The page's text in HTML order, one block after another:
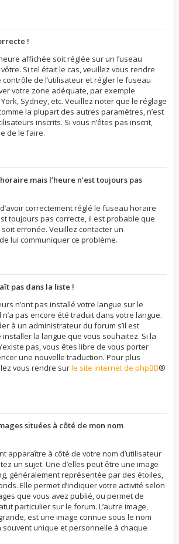
!
affichée soit réglée sur un fuseau
Si tel était le cas, veuillez vous rendre
de l’utilisateur et régler le fuseau
votre zone adéquate, par exemple
Sydney, etc. Veuillez noter que le réglage
la plupart des autres paramètres, n’est
inscrits. Si vous n’êtes pas inscrit,
de le faire.
mais l’heure n’est toujours pas
correctement réglé le fuseau horaire
toujours pas correcte, il est probable que
soit erronée. Veuillez contacter un
lui communiquer ce problème.
pas dans la liste !
n’ont pas installé votre langue sur le
pas encore été traduit dans votre langue.
à un administrateur du forum s’il est
installer la langue que vous souhaitez. Si la
pas, vous êtes libre de vous porter
une nouvelle traduction. Pour plus
vous rendre surle site internet de phpBB®
situées à côté de mon nom
apparaître à côté de votre nom d’utilisateur
un sujet. Une d’elles peut être une image
généralement représentée par des étoiles,
Elle permet d’indiquer votre activité selon
que vous avez publié, ou permet de
particulier sur le forum. L’autre image,
est une image connue sous le nom
souvent unique et personnelle à chaque